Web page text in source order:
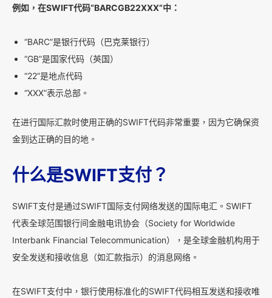
例如，在SWIFT代码“BARCGB22XXX”中：
“BARC”是银行代码（巴克莱银行）
“GB”是国家代码（英国）
“22”是地点代码
“XXX”表示总部。
在进行国际汇款时使用正确的SWIFT代码非常重要，因为它确保资
金到达正确的目的地。
什么是SWIFT支付？
SWIFT支付是通过SWIFT国际支付网络发送的国际电汇。SWIFT
代表全球范围银行间金融电讯协会（Society for Worldwide
Interbank Financial Telecommunication），是全球金融机构用于
安全发送和接收信息（如汇款指示）的消息网络。
在SWIFT支付中，银行使用标准化的SWIFT代码相互发送和接收唯